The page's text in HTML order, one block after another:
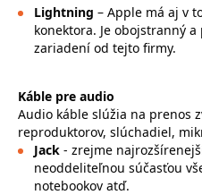
Lightning – Apple má aj v
konektora. Je obojstranný
zariadení od tejto firmy.
Káble pre audio
Audio káble slúžia na prenos
reproduktorov, slúchadiel,
Jack - zrejme
neoddeliteľnou súčasťou
notebookov atď.